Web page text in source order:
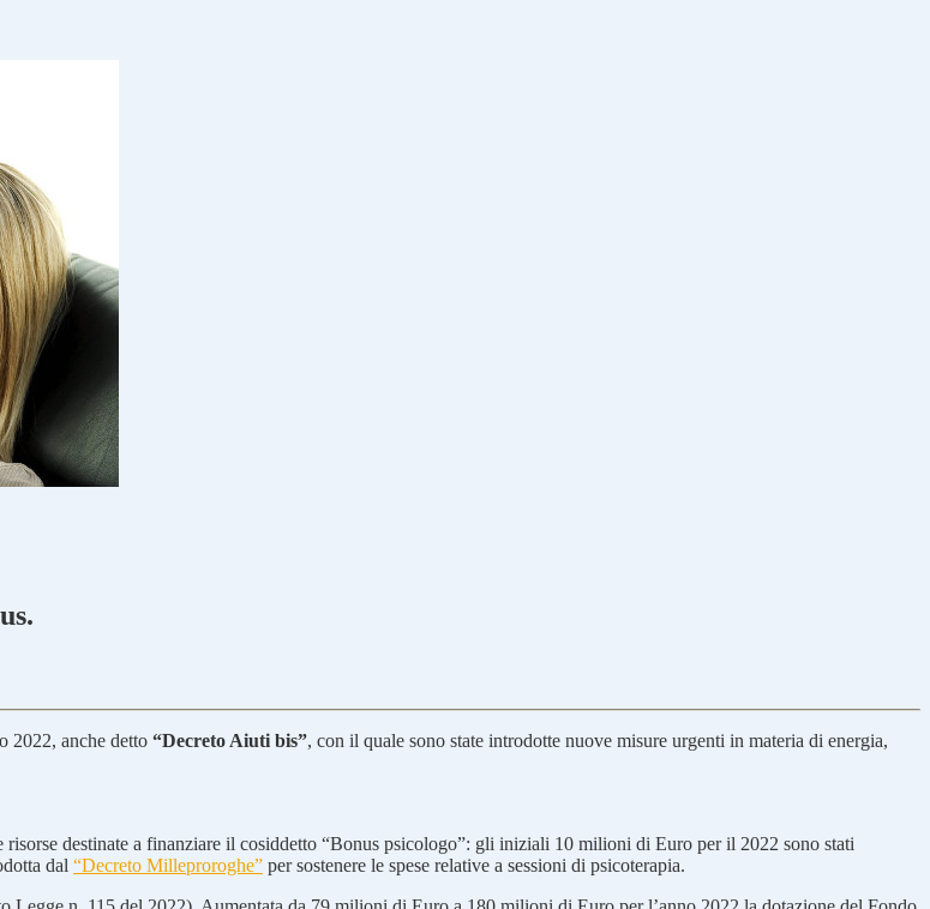
2022, anche detto “Decreto Aiuti bis”, con il quale sono state introdotte nuove misure urgenti in materia di energia,
destinate a finanziare il cosiddetto “Bonus psicologo”: gli iniziali 10 milioni di Euro per il 2022 sono stati
dal “Decreto Milleproroghe” per sostenere le spese relative a sessioni di psicoterapia.